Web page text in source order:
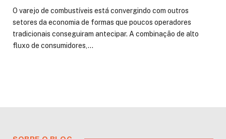
O varejo de combustíveis está convergindo com outros
setores da economia de formas que poucos operadores
tradicionais conseguiram antecipar. A combinação de alto
fluxo de consumidores,…